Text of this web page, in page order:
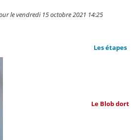
le vendredi 15 octobre 2021 14:25
Les étapes
Le Blob dort